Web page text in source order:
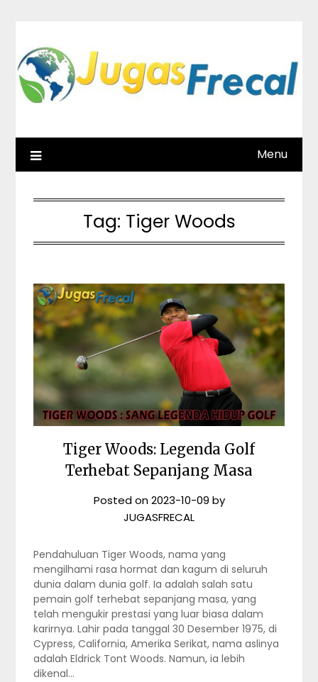
content
Menu
Tag: Tiger Woods
Tiger Woods: Legenda Golf
Terhebat Sepanjang Masa
Posted on2023-10-09 by
JUGASFRECAL
Pendahuluan Tiger Woods, nama yang
mengilhami rasa hormat dan kagum di seluruh
dunia dalam dunia golf. Ia adalah salah satu
pemain golf terhebat sepanjang masa, yang
telah mengukir prestasi yang luar biasa dalam
karirnya. Lahir pada tanggal 30 Desember 1975, di
Cypress, California, Amerika Serikat, nama aslinya
adalah Eldrick Tont Woods. Namun, ia lebih
dikenal…